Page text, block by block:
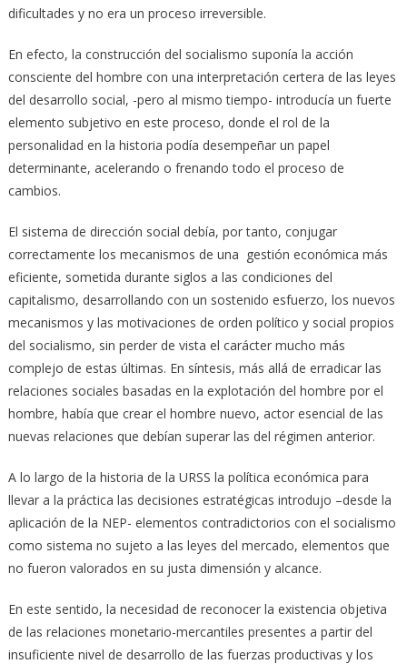
dificultades y no era un proceso irreversible.
En efecto, la construcción del socialismo suponía la acción
consciente del hombre con una interpretación certera de las leyes
del desarrollo social, -pero al mismo tiempo- introducía un fuerte
elemento subjetivo en este proceso, donde el rol de la
personalidad en la historia podía desempeñar un papel
determinante, acelerando o frenando todo el proceso de
cambios.
El sistema de dirección social debía, por tanto, conjugar
correctamente los mecanismos de una gestión económica más
eficiente, sometida durante siglos a las condiciones del
capitalismo, desarrollando con un sostenido esfuerzo, los nuevos
mecanismos y las motivaciones de orden político y social propios
del socialismo, sin perder de vista el carácter mucho más
complejo de estas últimas. En síntesis, más allá de erradicar las
relaciones sociales basadas en la explotación del hombre por el
hombre, había que crear el hombre nuevo, actor esencial de las
nuevas relaciones que debían superar las del régimen anterior.
A lo largo de la historia de la URSS la política económica para
llevar a la práctica las decisiones estratégicas introdujo –desde la
aplicación de la NEP- elementos contradictorios con el socialismo
como sistema no sujeto a las leyes del mercado, elementos que
no fueron valorados en su justa dimensión y alcance.
En este sentido, la necesidad de reconocer la existencia objetiva
de las relaciones monetario-mercantiles presentes a partir del
insuficiente nivel de desarrollo de las fuerzas productivas y los